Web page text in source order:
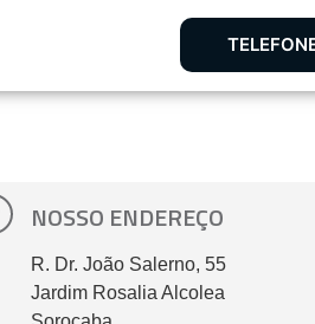
NOSSO ENDEREÇO
R. Dr. João Salerno, 55
Jardim Rosalia Alcolea